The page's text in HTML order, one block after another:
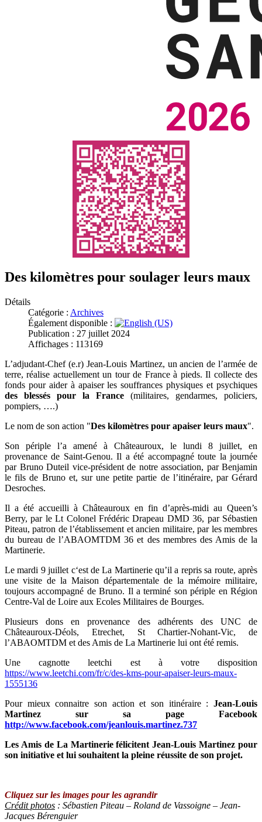
Des kilomètres pour soulager leurs maux
Détails
Catégorie : Archives
Également disponible :
Publication : 27 juillet 2024
Affichages : 113169
L’adjudant-Chef (e.r) Jean-Louis Martinez, un ancien de l’armée de
terre, réalise actuellement un tour de France à pieds. Il collecte des
fonds pour aider à apaiser les souffrances physiques et psychiques
des blessés pour la France (militaires, gendarmes, policiers,
pompiers, ….)
Le nom de son action "Des kilomètres pour apaiser leurs maux".
Son périple l’a amené à Châteauroux, le lundi 8 juillet, en
provenance de Saint-Genou. Il a été accompagné toute la journée
par Bruno Duteil vice-président de notre association, par Benjamin
le fils de Bruno et, sur une petite partie de l’itinéraire, par Gérard
Desroches.
Il a été accueilli à Châteauroux en fin d’après-midi au Queen’s
Berry, par le Lt Colonel Frédéric Drapeau DMD 36, par Sébastien
Piteau, patron de l’établissement et ancien militaire, par les membres
du bureau de l’ABAOMTDM 36 et des membres des Amis de la
Martinerie.
Le mardi 9 juillet c‘est de La Martinerie qu’il a repris sa route, après
une visite de la Maison départementale de la mémoire militaire,
toujours accompagné de Bruno. Il a terminé son périple en Région
Centre-Val de Loire aux Ecoles Militaires de Bourges.
Plusieurs dons en provenance des adhérents des UNC de
Châteauroux-Déols, Etrechet, St Chartier-Nohant-Vic, de
l’ABAOMTDM et des Amis de La Martinerie lui ont été remis.
Une cagnotte leetchi est à votre disposition
https://www.leetchi.com/fr/c/des-kms-pour-apaiser-leurs-maux-
1555136
Pour mieux connaitre son action et son itinéraire : Jean-Louis
Martinez sur sa page Facebook
http://www.facebook.com/jeanlouis.martinez.737
Les Amis de La Martinerie félicitent Jean-Louis Martinez pour
son initiative et lui souhaitent la pleine réussite de son projet.
Cliquez sur les images pour les agrandir
Crédit photos : Sébastien Piteau – Roland de Vassoigne – Jean-
Jacques Bérenguier